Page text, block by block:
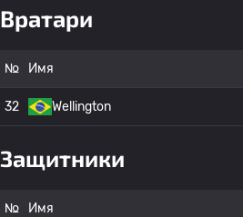
Вратари
№ Имя
32 Wellington
Защитники
№ Имя